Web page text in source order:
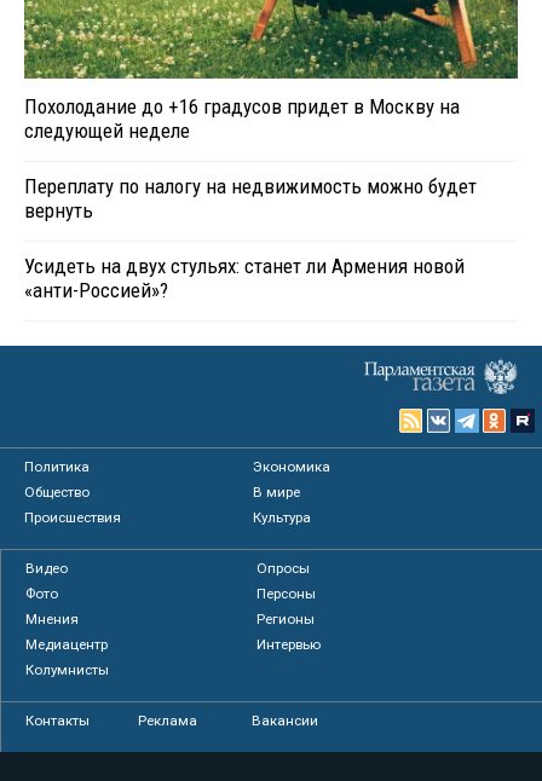
Похолодание до +16 градусов придет в Москву на
следующей неделе
Переплату по налогу на недвижимость можно будет
вернуть
Усидеть на двух стульях: станет ли Армения новой
«анти-Россией»?
Политика
Экономика
Общество
В мире
Происшествия
Культура
Видео
Опросы
Фото
Персоны
Мнения
Регионы
Медиацентр
Интервью
Колумнисты
Контакты Реклама Вакансии